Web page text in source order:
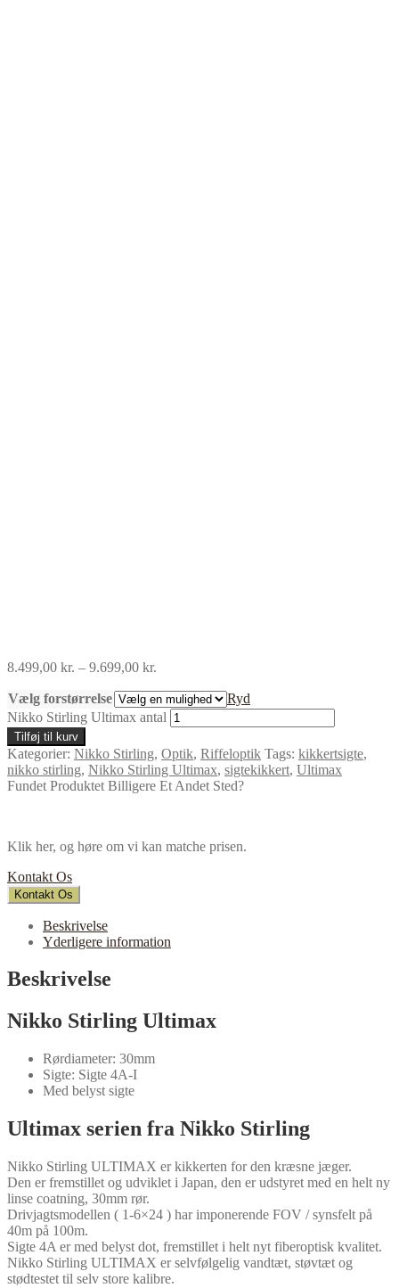
8.499,00 kr. – 9.699,00 kr.
Vælg forstørrelse
Ryd
Nikko Stirling Ultimax antal
Tilføj til kurv
Kategorier: Nikko Stirling, Optik, Riffeloptik Tags: kikkertsigte,
nikko stirling, Nikko Stirling Ultimax, sigtekikkert, Ultimax
Fundet Produktet Billigere Et Andet Sted?
Klik her, og høre om vi kan matche prisen.
Kontakt Os
Kontakt Os
Beskrivelse
Yderligere information
Beskrivelse
Nikko Stirling Ultimax
Rørdiameter: 30mm
Sigte: Sigte 4A-I
Med belyst sigte
Ultimax serien fra Nikko Stirling
Nikko Stirling ULTIMAX er kikkerten for den kræsne jæger.
Den er fremstillet og udviklet i Japan, den er udstyret med en helt ny
linse coatning, 30mm rør.
Drivjagtsmodellen ( 1-6×24 ) har imponerende FOV / synsfelt på
40m på 100m.
Sigte 4A er med belyst dot, fremstillet i helt nyt fiberoptisk kvalitet.
Nikko Stirling ULTIMAX er selvfølgelig vandtæt, støvtæt og
stødtestet til selv store kalibre.